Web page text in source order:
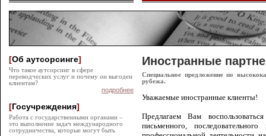
[Об аутсорсинге]
Что такое аутсорсинг в сфере
переводческих услуг и почему он выгоден
клиентам?
подробнее
[Госучреждения]
Работа с государственными органами –
это выполнение задач международного
сотрудничества, которые могут быть
Иностранные
Специальное предложение по
рубежа.
Уважаемые иностранные клиенты!
Предлагаем Вам
письменного,